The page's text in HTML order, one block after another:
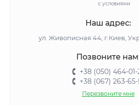
с условиями
Наш адрес:
ул. Живописная 44, г.Киев,
Позвоните
+38 (050) 464-
+38 (067) 263-65-
Перезвоните мне